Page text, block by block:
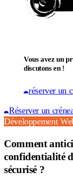
Vous avez un
discutons en !
réserver un
Réserver un
Développement
Comment
confidentialité
sécurisé ?